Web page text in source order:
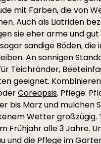
mit Farben, die von
Auch als Liatriden
sie eher arme und
sandige Böden, die
An sonnigen
Teichränder,
geeignet.
Coreopsis. Pflege:
bis März und mulchen
Wetter großzügig.
Frühjahr alle 3 Jahre.
und die Pflege im